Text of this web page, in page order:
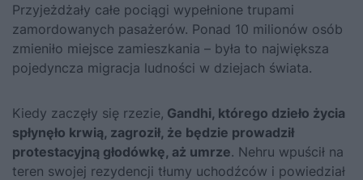
Przyjeżdżały całe pociągi wypełnione trupami
zamordowanych pasażerów. Ponad 10 milionów osób
zmieniło miejsce zamieszkania – była to największa
pojedyncza migracja ludności w dziejach świata.
Kiedy zaczęły się rzezie, Gandhi, którego dzieło życia
spłynęło krwią, zagroził, że będzie prowadził
protestacyjną głodówkę, aż umrze. Nehru wpuścił na
teren swojej rezydencji tłumy uchodźców i powiedział